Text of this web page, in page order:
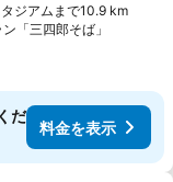
ジアムまで10.9 km
「三四郎そば」
だ
料金を表示